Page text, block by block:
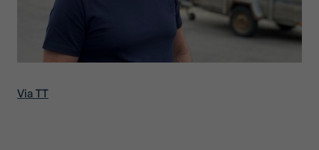
Via TT